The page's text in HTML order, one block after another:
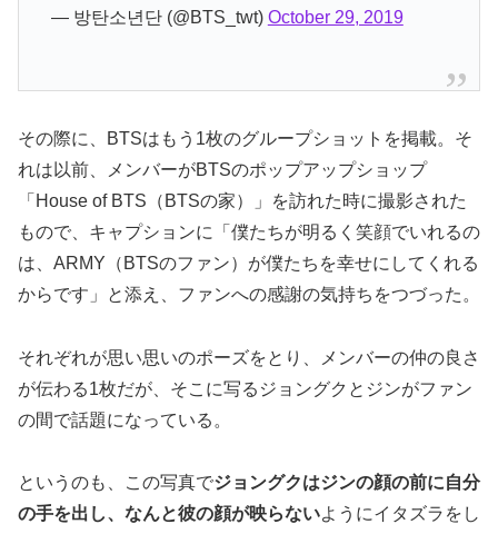
— 방탄소년단 (@BTS_twt) October 29, 2019
その際に、BTSはもう1枚のグループショットを掲載。そ
れは以前、メンバーがBTSのポップアップショップ
「House of BTS（BTSの家）」を訪れた時に撮影された
もので、キャプションに「僕たちが明るく笑顔でいれるの
は、ARMY（BTSのファン）が僕たちを幸せにしてくれる
からです」と添え、ファンへの感謝の気持ちをつづった。
それぞれが思い思いのポーズをとり、メンバーの仲の良さ
が伝わる1枚だが、そこに写るジョングクとジンがファン
の間で話題になっている。
というのも、この写真でジョングクはジンの顔の前に自分
の手を出し、なんと彼の顔が映らないようにイタズラをし